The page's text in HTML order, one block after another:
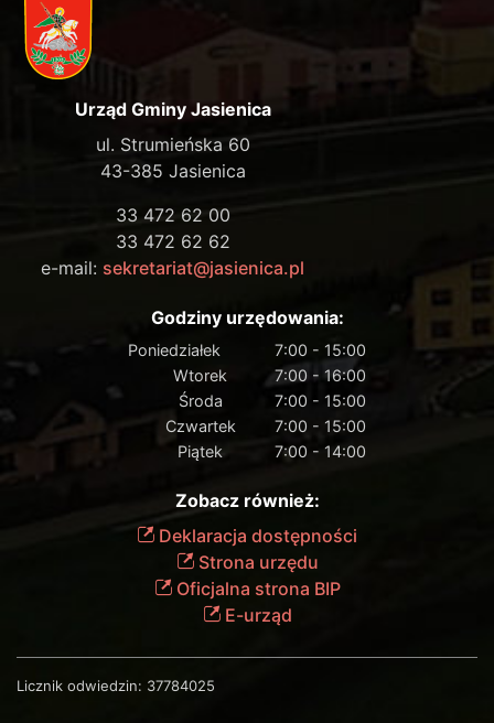
Urząd Gminy Jasienica
ul. Strumieńska 60
43-385 Jasienica
33 472 62 00
33 472 62 62
e-mail: sekretariat@jasienica.pl
Godziny urzędowania:
Poniedziałek
7:00 - 15:00
Wtorek
7:00 - 16:00
Środa
7:00 - 15:00
Czwartek
7:00 - 15:00
Piątek
7:00 - 14:00
Zobacz również:
Deklaracja dostępności
Strona urzędu
Oficjalna strona BIP
E-urząd
Licznik odwiedzin: 37784025